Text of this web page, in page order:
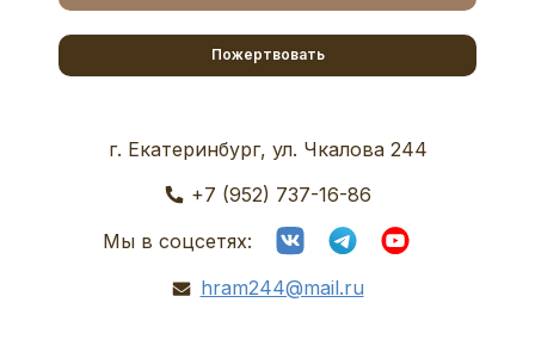
Пожертвовать
г. Екатеринбург, ул. Чкалова 244
+7 (952) 737-16-86
Мы в соцсетях:
hram244@mail.ru